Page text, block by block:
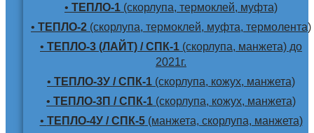
• ТЕПЛО-1 (скорлупа, термоклей, муфта)
• ТЕПЛО-2 (скорлупа, термоклей, муфта, термолента)
• ТЕПЛО-3 (ЛАЙТ) / СПК-1 (скорлупа, манжета) до
2021г.
• ТЕПЛО-3У / СПК-1 (скорлупа, кожух, манжета)
• ТЕПЛО-3П / СПК-1 (скорлупа, кожух, манжета)
• ТЕПЛО-4У / СПК-5(манжета, скорлупа, манжета)